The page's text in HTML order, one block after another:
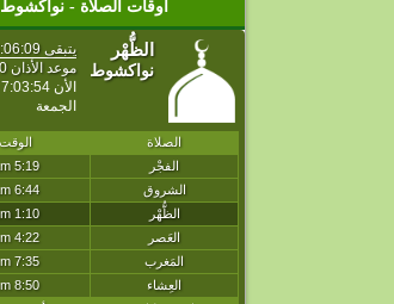
أوقات الصلاة - نواكشوط